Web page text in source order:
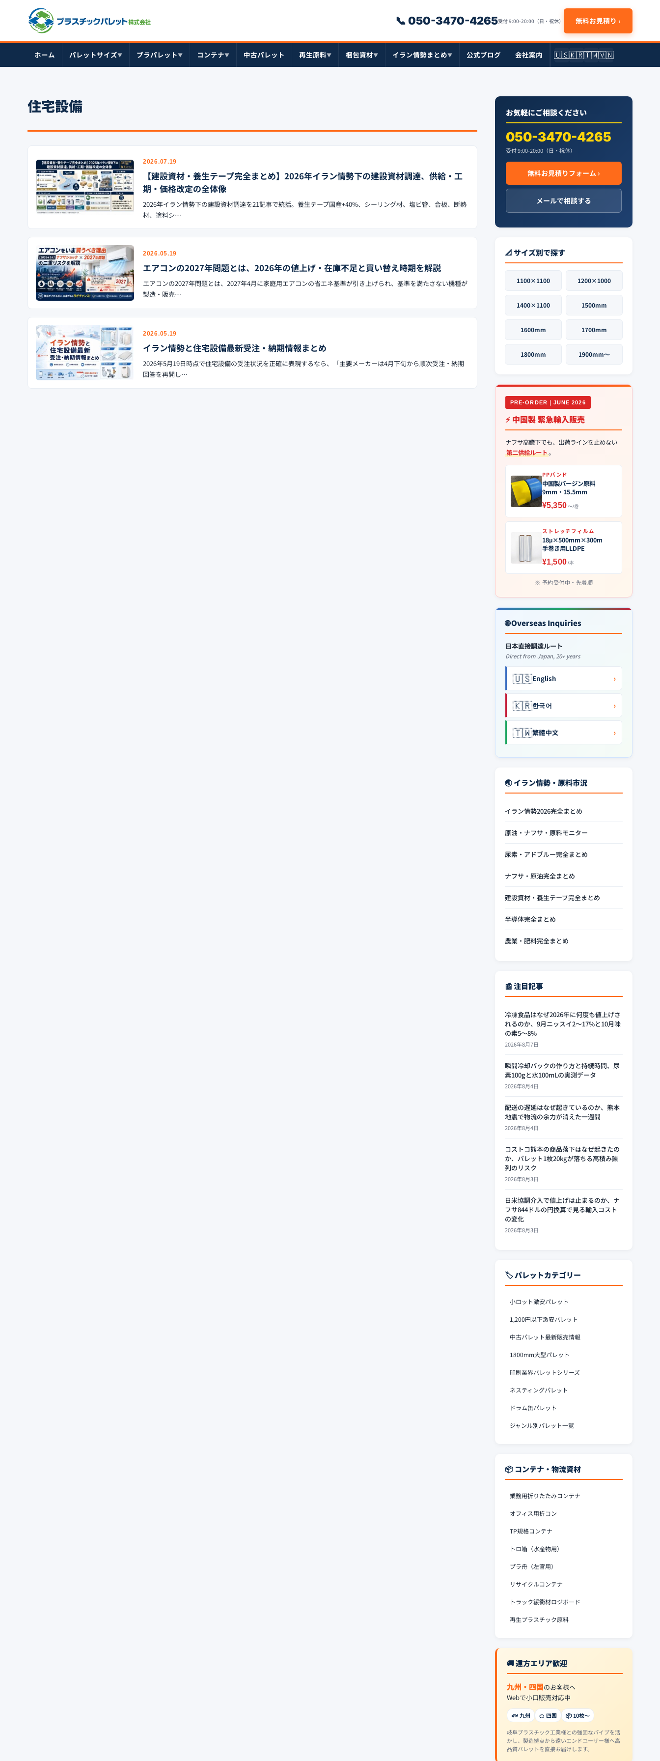
📞 050-3470-4265受付 9:00-20:00（日・祝休） 無料お見積り ›
ホーム パレットサイズ▼ プラパレット▼ コンテナ▼ 中古パレット 再生原料▼ 梱包資材▼ イラン情勢まとめ▼ 公式ブログ 会社案内 🇺🇸🇰🇷🇹🇼🇻🇳
住宅設備
2026.07.19
【建設資材・養生テープ完全まとめ】2026年イラン情勢下の建設資材調達、供給・工
期・価格改定の全体像
2026年イラン情勢下の建設資材調達を21記事で統括。養生テープ国産+40%、シーリング材、塩ビ管、合板、断熱
材、塗料シ…
2026.05.19
エアコンの2027年問題とは、2026年の値上げ・在庫不足と買い替え時期を解説
エアコンの2027年問題とは、2027年4月に家庭用エアコンの省エネ基準が引き上げられ、基準を満たさない機種が
製造・販売…
2026.05.19
イラン情勢と住宅設備最新受注・納期情報まとめ
2026年5月19日時点で住宅設備の受注状況を正確に表現するなら、「主要メーカーは4月下旬から順次受注・納期
回答を再開し…
お気軽にご相談ください
050-3470-4265
受付 9:00-20:00（日・祝休）
無料お見積りフォーム ›
メールで相談する
📐 サイズ別で探す
1100×1100 1200×1000
1400×1100 1500mm
1600mm 1700mm
1800mm 1900mm〜
PRE-ORDER｜JUNE 2026
⚡ 中国製 緊急輸入販売
ナフサ高騰下でも、出荷ラインを止めない
第二供給ルート。
PPバンド
中国製バージン原料
9mm・15.5mm
¥5,350〜/巻
ストレッチフィルム
18μ×500mm×300m
手巻き用LLDPE
¥1,500/本
予約受付中・先着順
🌐 Overseas Inquiries
日本直接調達ルート
Direct from Japan, 20+ years
🇺🇸English ›
🇰🇷한국어 ›
🇹🇼繁體中文 ›
🌏 イラン情勢・原料市況
イラン情勢2026完全まとめ
原油・ナフサ・原料モニター
尿素・アドブルー完全まとめ
ナフサ・原油完全まとめ
建設資材・養生テープ完全まとめ
半導体完全まとめ
農業・肥料完全まとめ
📰 注目記事
冷凍食品はなぜ2026年に何度も値上げさ
れるのか、9月ニッスイ2〜17%と10月味
の素5〜8%
2026年8月7日
瞬間冷却パックの作り方と持続時間、尿
素100gと水100mLの実測データ
2026年8月4日
配送の遅延はなぜ起きているのか、熊本
地震で物流の余力が消えた一週間
2026年8月4日
コストコ熊本の商品落下はなぜ起きたの
か、パレット1枚20kgが落ちる高積み陳
列のリスク
2026年8月3日
日米協調介入で値上げは止まるのか、ナ
フサ844ドルの円換算で見る輸入コスト
の変化
2026年8月3日
🏷️ パレットカテゴリー
小ロット激安パレット
1,200円以下激安パレット
中古パレット最新販売情報
1800mm大型パレット
印刷業界パレットシリーズ
ネスティングパレット
ドラム缶パレット
ジャンル別パレット一覧
📦 コンテナ・物流資材
業務用折りたたみコンテナ
オフィス用折コン
TP規格コンテナ
トロ箱（水産物用）
プラ舟（左官用）
リサイクルコンテナ
トラック緩衝材ロジボード
再生プラスチック原料
🚚 遠方エリア歓迎
九州・四国のお客様へ
Webで小口販売対応中
🐟 九州 🍊 四国 📦 10枚〜
岐阜プラスチック工業様との強固なパイプを活
かし、製造拠点から遠いエンドユーザー様へ高
品質パレットを直接お届けします。